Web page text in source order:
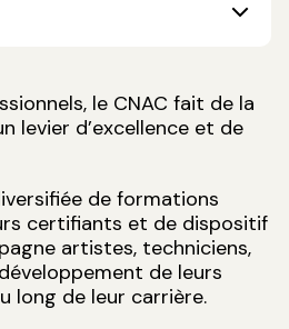
le CNAC fait de la
levier d’excellence et de
de formations
certifiants et de dispositif
artistes, techniciens,
de leurs
long de leur carrière.